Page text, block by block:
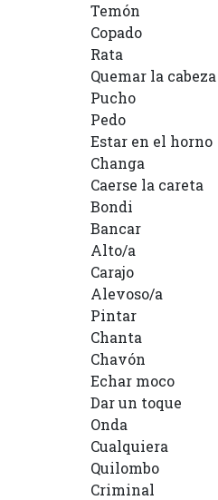
Temón
Copado
Rata
Quemar la cabeza
Pucho
Pedo
Estar en el horno
Changa
Caerse la careta
Bondi
Bancar
Alto/a
Carajo
Alevoso/a
Pintar
Chanta
Chavón
Echar moco
Dar un toque
Onda
Cualquiera
Quilombo
Criminal